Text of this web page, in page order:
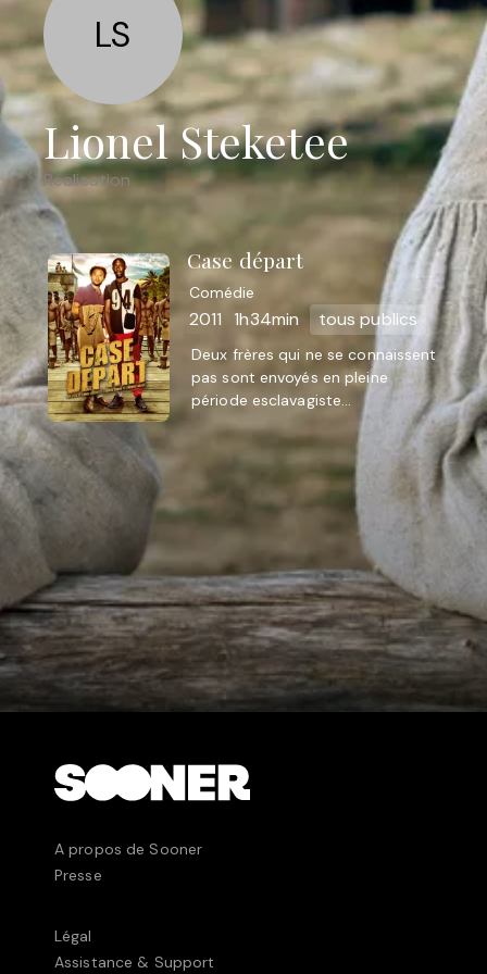
LS
Lionel Steketee
Réalisation
Case départ
Comédie
2011 1h34min tous publics
Deux frères qui ne se connaissent
pas sont envoyés en pleine
période esclavagiste...
A propos de Sooner
Presse
Légal
Assistance & Support